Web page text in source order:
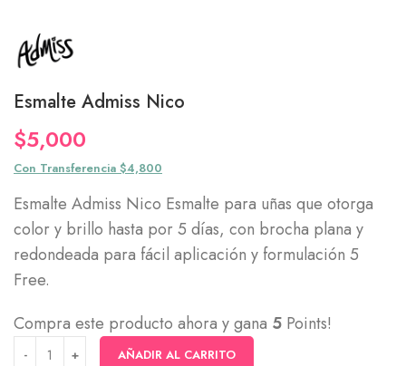
Esmalte Admiss Nico
$5,000
Con Transferencia $4,800
Esmalte Admiss Nico Esmalte para uñas que otorga
color y brillo hasta por 5 días, con brocha plana y
redondeada para fácil aplicación y formulación 5
Free.
Compra este producto ahora y gana 5 Points!
AÑADIR AL CARRITO